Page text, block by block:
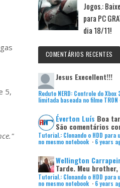
5,
Jogos.:
para PC
dia 18/11!
COMENTÁRIOS RECENTES
Jesus Execellent!!!
Reduto NERD: Controle do
limitada baseada no filme TRON
Éverton Luís Boa
São comentários
Tutorial.: Clonando o HDD para
no mesmo notebook · 6 years
Wellington
Tarde. Meu
Tutorial.: Clonando o HDD para
no mesmo notebook · 6 years